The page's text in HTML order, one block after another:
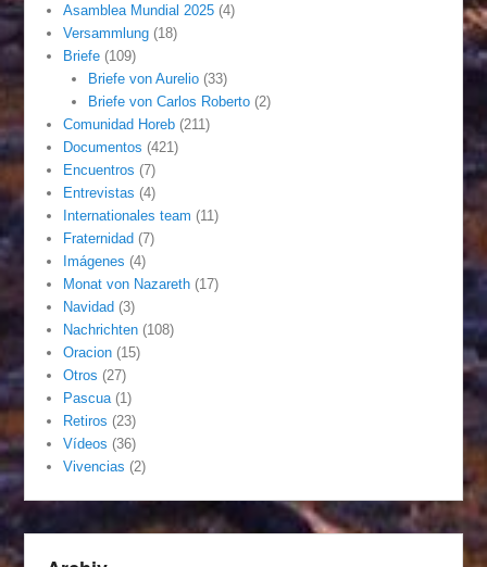
Asamblea Mundial 2025 (4)
Versammlung (18)
Briefe (109)
Briefe von Aurelio(33)
Briefe von Carlos Roberto(2)
Comunidad Horeb (211)
Documentos (421)
Encuentros (7)
Entrevistas (4)
Internationales team (11)
Fraternidad (7)
Imágenes (4)
Monat von Nazareth (17)
Navidad (3)
Nachrichten (108)
Oracion (15)
Otros (27)
Pascua (1)
Retiros (23)
Vídeos (36)
Vivencias (2)